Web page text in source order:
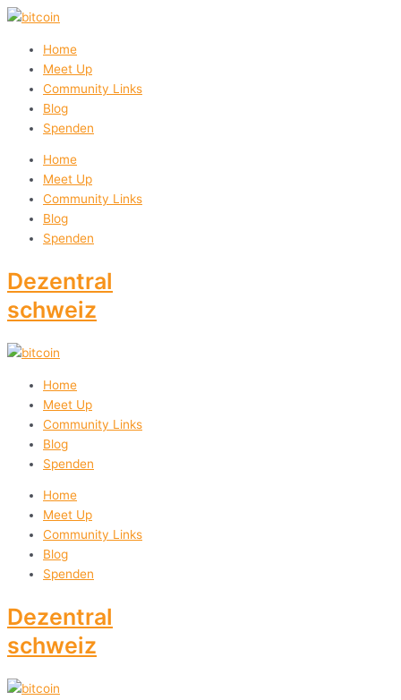
Zum
springenHome
Meet Up
Community Links
Blog
Spenden
Home
Meet Up
Community Links
Blog
Spenden
Dezentral
schweiz
Home
Meet Up
Community Links
Blog
Spenden
Home
Meet Up
Community Links
Blog
Spenden
Dezentral
schweiz